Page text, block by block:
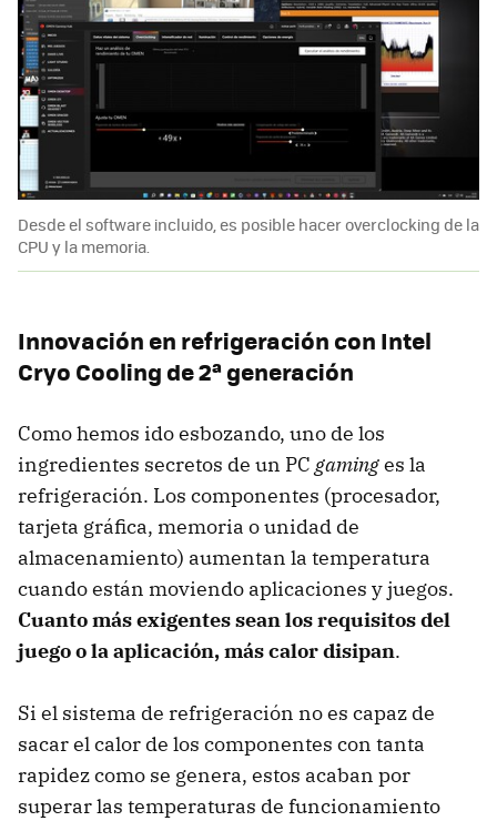
Desde el software incluido, es posible hacer overclocking de la
CPU y la memoria.
Innovación en refrigeración con Intel
Cryo Cooling de 2ª generación
Como hemos ido esbozando, uno de los
ingredientes secretos de un PC gaminges la
refrigeración. Los componentes (procesador,
tarjeta gráfica, memoria o unidad de
almacenamiento) aumentan la temperatura
cuando están moviendo aplicaciones y juegos.
Cuanto más exigentes sean los requisitos del
juego o la aplicación, más calor disipan.
Si el sistema de refrigeración no es capaz de
sacar el calor de los componentes con tanta
rapidez como se genera, estos acaban por
superar las temperaturas de funcionamiento